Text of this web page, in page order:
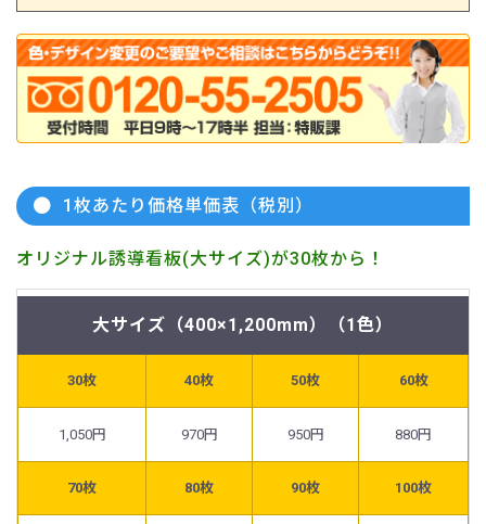
1枚あたり価格単価表（税別）
オリジナル誘導看板(大サイズ)が30枚から！
大サイズ（400×1,200mm）（1色）
30枚 40枚 50枚 60枚
1,050円 970円 950円 880円
70枚 80枚 90枚 100枚